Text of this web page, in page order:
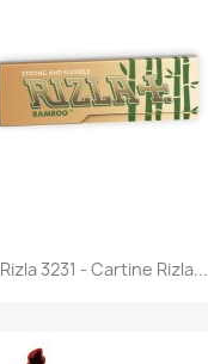
Anteprima
Rizla 3231 - Cartine Rizla...